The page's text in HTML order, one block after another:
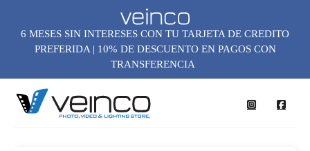
6 MESES SIN INTERESES CON TU TARJETA DE CREDITO
PREFERIDA | 10% DE DESCUENTO EN PAGOS CON
TRANSFERENCIA